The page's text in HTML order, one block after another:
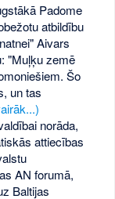
Padome
atbildību
Aivars
"Muļķu zemē
Šo
un tas
norāda,
attiecības
AN forumā,
Baltijas